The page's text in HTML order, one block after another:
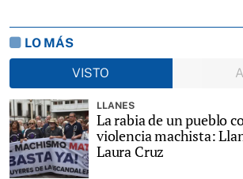
LO MÁS
VISTO
LLANES
La rabia de un pueblo
violencia machista:
Laura Cruz